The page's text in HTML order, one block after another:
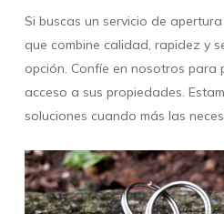
Si buscas un servicio de
que combine calidad, rapidez y
opción. Confíe en nosotros para
acceso a sus propiedades.
soluciones cuando más las